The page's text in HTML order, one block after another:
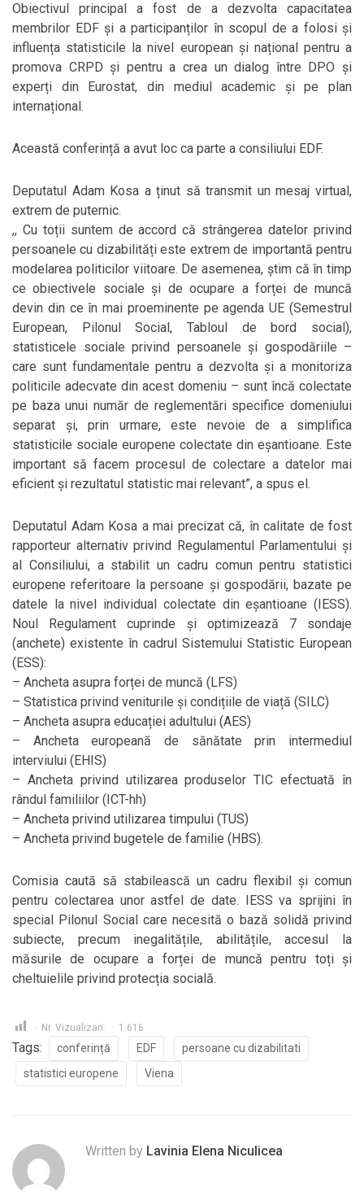
Obiectivul principal a fost de a dezvolta capacitatea
membrilor EDF și a participanților în scopul de a folosi și
influența statisticile la nivel european și național pentru a
promova CRPD și pentru a crea un dialog între DPO și
experți din Eurostat, din mediul academic și pe plan
internațional.
Această conferință a avut loc ca parte a consiliului EDF.
Deputatul Adam Kosa a ținut să transmit un mesaj virtual,
extrem de puternic.
,, Cu toții suntem de accord că strângerea datelor privind
persoanele cu dizabilități este extrem de importantă pentru
modelarea politicilor viitoare. De asemenea, știm că în timp
ce obiectivele sociale și de ocupare a forței de muncă
devin din ce în mai proeminente pe agenda UE (Semestrul
European, Pilonul Social, Tabloul de bord social),
statisticele sociale privind persoanele și gospodăriile –
care sunt fundamentale pentru a dezvolta și a monitoriza
politicile adecvate din acest domeniu – sunt încă colectate
pe baza unui număr de reglementări specifice domeniului
separat și, prin urmare, este nevoie de a simplifica
statisticile sociale europene colectate din eșantioane. Este
important să facem procesul de colectare a datelor mai
eficient și rezultatul statistic mai relevant”, a spus el.
Deputatul Adam Kosa a mai precizat că, în calitate de fost
rapporteur alternativ privind Regulamentul Parlamentului și
al Consiliului, a stabilit un cadru comun pentru statistici
europene referitoare la persoane și gospodării, bazate pe
datele la nivel individual colectate din eșantioane (IESS).
Noul Regulament cuprinde și optimizează 7 sondaje
(anchete) existente în cadrul Sistemului Statistic European
(ESS):
– Ancheta asupra forței de muncă (LFS)
– Statistica privind veniturile și condițiile de viață (SILC)
– Ancheta asupra educației adultului (AES)
– Ancheta europeană de sănătate prin intermediul
interviului (EHIS)
– Ancheta privind utilizarea produselor TIC efectuată în
rândul familiilor (ICT-hh)
– Ancheta privind utilizarea timpului (TUS)
– Ancheta privind bugetele de familie (HBS).
Comisia caută să stabilească un cadru flexibil și comun
pentru colectarea unor astfel de date. IESS va sprijini în
special Pilonul Social care necesită o bază solidă privind
subiecte, precum inegalitățile, abilitățile, accesul la
măsurile de ocupare a forței de muncă pentru toți și
cheltuielile privind protecția socială.
Nr. Vizualizari: 1.616
Tags: conferință EDF
persoane cu dizabilitati
statistici europene
Viena
Written by Lavinia Elena Niculicea